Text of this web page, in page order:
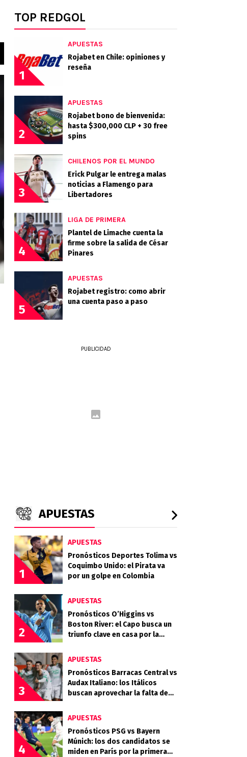
TOP REDGOL
1
APUESTAS
Rojabet en Chile: opiniones y
reseña
2
APUESTAS
Rojabet bono de bienvenida:
hasta $300,000 CLP + 30 free
spins
3
CHILENOS POR EL MUNDO
Erick Pulgar le entrega malas
noticias a Flamengo para
Libertadores
4
LIGA DE PRIMERA
Plantel de Limache cuenta la
firme sobre la salida de César
Pinares
5
APUESTAS
Rojabet registro: como abrir
una cuenta paso a paso
PUBLICIDAD
APUESTAS
1
APUESTAS
Pronósticos Deportes Tolima vs
Coquimbo Unido: el Pirata va
por un golpe en Colombia
2
APUESTAS
Pronósticos O’Higgins vs
Boston River: el Capo busca un
triunfo clave en casa por la
3
APUESTAS
Pronósticos Barracas Central vs
Audax Italiano: los Itálicos
buscan aprovechar la falta de
4
APUESTAS
Pronósticos PSG vs Bayern
Múnich: los dos candidatos se
miden en París por la primera